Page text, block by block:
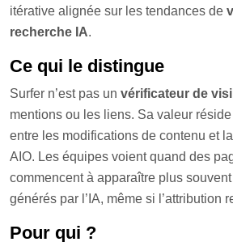
itérative alignée sur les tendances de
recherche IA.
Ce qui le distingue
Surfer n’est pas un vérificateur de
mentions ou les liens. Sa valeur
entre les modifications de contenu et
AIO. Les équipes voient quand des
commencent à apparaître plus
générés par l’IA, même si l’attribution
Pour qui ?